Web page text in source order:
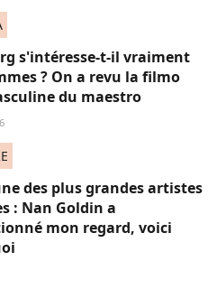
s'intéresse-t-il vraiment
? On a revu la filmo
du maestro
des plus grandes artistes
: Nan Goldin a
mon regard, voici